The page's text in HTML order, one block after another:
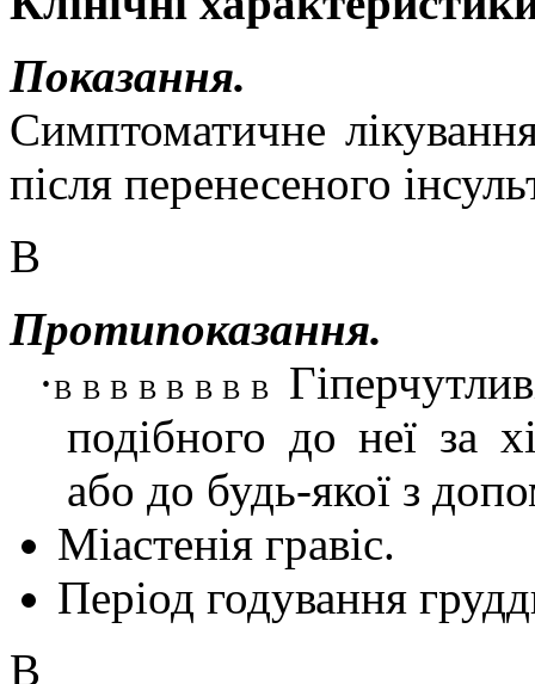
Показання.
Симптоматичне
після перенесеного
В
Протипоказання.
·В В В В В В В В
подібного до неї за
або до будь-якої з
Міастенія гравіс.
Період годування
В